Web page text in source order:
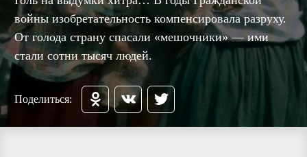
войны изобретательность компенсировала разруху.
От голода страну спасали «мешочники» — ими
стали сотни тысяч людей.
Поделиться: